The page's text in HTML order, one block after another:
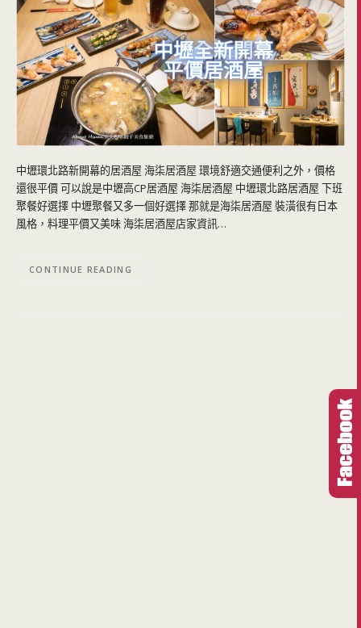
中壢環北路新開幕的居酒屋 海柒居酒屋 環境舒適交通便利之外，價格
還很平價 可以說是中壢高CP居酒屋 海柒居酒屋 中壢環北路居酒屋 下班
聚餐好選擇 中壢聚餐又多一個好選擇 那就是海柒居酒屋 裝潢很有日本
風格，料理平價又美味 海柒居酒屋店家資訊…
CONTINUE READING